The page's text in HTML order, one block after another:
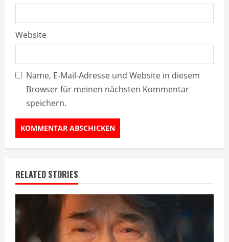
Website
Name, E-Mail-Adresse und Website in diesem
Browser für meinen nächsten Kommentar
speichern.
RELATED STORIES